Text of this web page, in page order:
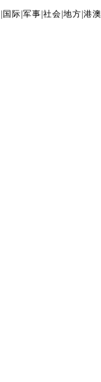
国际 |军事 |社会 |地方 |港澳